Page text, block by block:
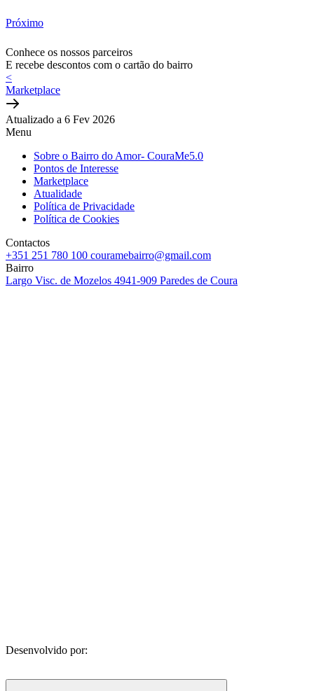
Próximo
Conhece os nossos parceiros
E recebe descontos com o cartão do bairro
<
Marketplace
Atualizado a 6 Fev 2026
Menu
Sobre o Bairro do Amor- CouraMe5.0
Pontos de Interesse
Marketplace
Atualidade
Política de Privacidade
Política de Cookies
Contactos
+351 251 780 100 couramebairro@gmail.com
Bairro
Largo Visc. de Mozelos 4941-909 Paredes de Coura
Desenvolvido por: